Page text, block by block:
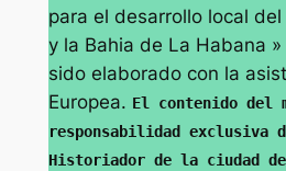
para el desarrollo local
y la Bahia de La Habana »
sido elaborado con la
Europea. El contenido del
responsabilidad exclusiva
Historiador de la ciudad de